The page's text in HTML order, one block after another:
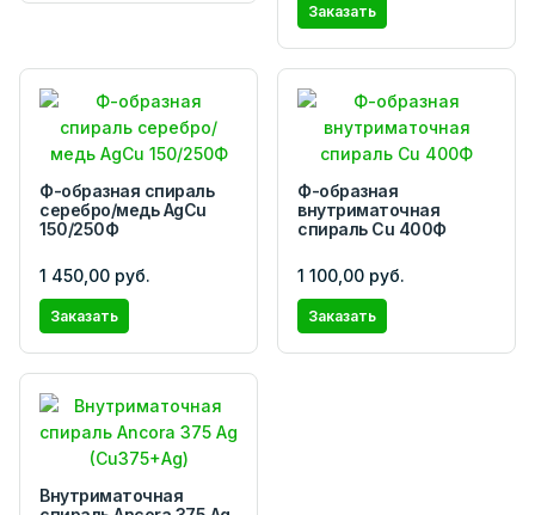
Заказать
Ф-образная спираль
серебро/медь AgCu
150/250Ф
1 450,00 руб.
Заказать
Ф-образная
внутриматочная
спираль Cu 400Ф
1 100,00 руб.
Заказать
Внутриматочная